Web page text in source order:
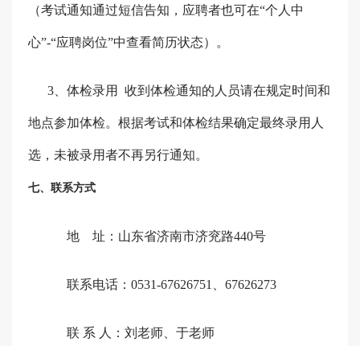
（考试通知通过短信告知 ， 应聘者也可在“个人中
心”-“应聘岗位”中查看简历状态） 。
3、 体检录用 收到体检通知的人员请在规定时间和
地点参加体检。根据考试和体检结果确定最终录用人
选 ， 未被录用者不再另行通知。
七、联系方式
地 址：山东省济南市济兖路440号
联系电话： 0531-67626751、67626273
联 系 人： 刘老师、于老师